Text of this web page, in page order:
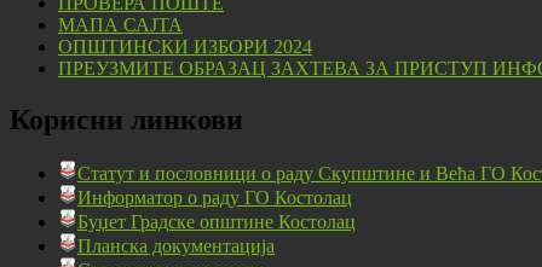
МАПА САЈТА
ОПШТИНСКИ ИЗБОРИ 2024
ПРЕУЗМИТЕ ОБРАЗАЦ ЗАХТЕВА ЗА ПРИСТУП
Корисни линкови
Статут и пословници о раду Скупштине и Већа ГО
Информатор о раду ГО Костолац
Буџет Градске општине Костолац
Планска документација